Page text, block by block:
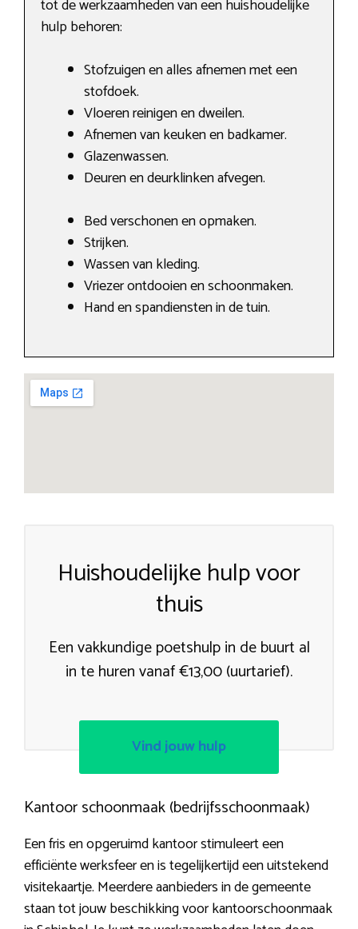
tot de werkzaamheden van een huishoudelijke
hulp behoren:
Stofzuigen en alles afnemen met een
stofdoek.
Vloeren reinigen en dweilen.
Afnemen van keuken en badkamer.
Glazenwassen.
Deuren en deurklinken afvegen.
Bed verschonen en opmaken.
Strijken.
Wassen van kleding.
Vriezer ontdooien en schoonmaken.
Hand en spandiensten in de tuin.
Huishoudelijke hulp voor
thuis
Een vakkundige poetshulp in de buurt al
in te huren vanaf €13,00 (uurtarief).
Vind jouw hulp
Kantoor schoonmaak (bedrijfsschoonmaak)
Een fris en opgeruimd kantoor stimuleert een
efficiënte werksfeer en is tegelijkertijd een uitstekend
visitekaartje. Meerdere aanbieders in de gemeente
staan tot jouw beschikking voor kantoorschoonmaak